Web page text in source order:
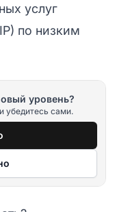
услуг
по низким
уровень?
убедитесь сами.